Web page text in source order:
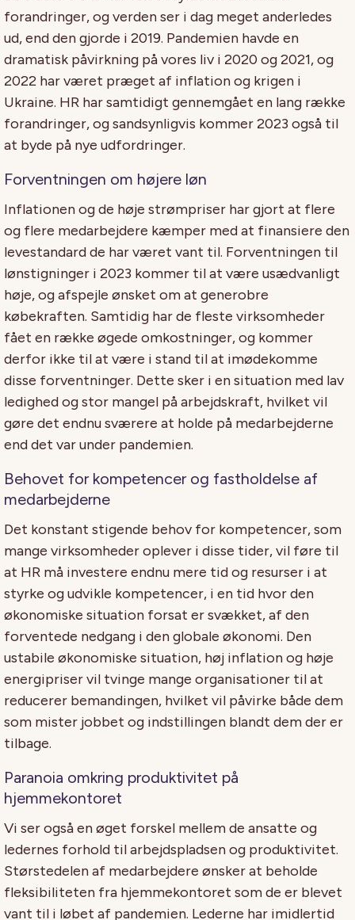
forandringer, og verden ser i dag meget anderledes
ud, end den gjorde i 2019. Pandemien havde en
dramatisk påvirkning på vores liv i 2020 og 2021, og
2022 har været præget af inflation og krigen i
Ukraine. HR har samtidigt gennemgået en lang række
forandringer, og sandsynligvis kommer 2023 også til
at byde på nye udfordringer.
Forventningen om højere løn
Inflationen og de høje strømpriser har gjort at flere
og flere medarbejdere kæmper med at finansiere den
levestandard de har været vant til. Forventningen til
lønstigninger i 2023 kommer til at være usædvanligt
høje, og afspejle ønsket om at generobre
købekraften. Samtidig har de fleste virksomheder
fået en række øgede omkostninger, og kommer
derfor ikke til at være i stand til at imødekomme
disse forventninger. Dette sker i en situation med lav
ledighed og stor mangel på arbejdskraft, hvilket vil
gøre det endnu sværere at holde på medarbejderne
end det var under pandemien.
Behovet for kompetencer og fastholdelse af
medarbejderne
Det konstant stigende behov for kompetencer, som
mange virksomheder oplever i disse tider, vil føre til
at HR må investere endnu mere tid og resurser i at
styrke og udvikle kompetencer, i en tid hvor den
økonomiske situation forsat er svækket, af den
forventede nedgang i den globale økonomi. Den
ustabile økonomiske situation, høj inflation og høje
energipriser vil tvinge mange organisationer til at
reducerer bemandingen, hvilket vil påvirke både dem
som mister jobbet og indstillingen blandt dem der er
tilbage.
Paranoia omkring produktivitet på
hjemmekontoret
Vi ser også en øget forskel mellem de ansatte og
ledernes forhold til arbejdspladsen og produktivitet.
Størstedelen af medarbejdere ønsker at beholde
fleksibiliteten fra hjemmekontoret som de er blevet
vant til i løbet af pandemien. Lederne har imidlertid